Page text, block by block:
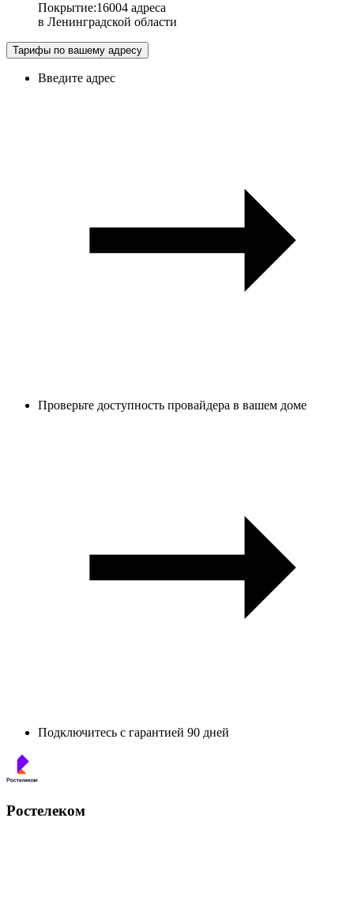
Покрытие:16004 адреса
в Ленинградской области
Тарифы по вашему адресу
Введите адрес
Проверьте доступность провайдера в вашем доме
Подключитесь с гарантией 90 дней
Ростелеком